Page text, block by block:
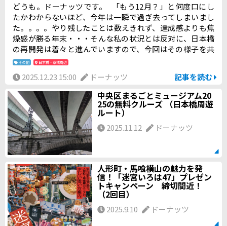
どうも。ドーナッツです。 「もう12月？」と何度口にし
たかわからないほど、今年は一瞬で過ぎ去ってしまいまし
た。。。。やり残したことは数えきれず、達成感よりも焦
燥感が勝る年末・・・そんな私の状況とは反対に、日本橋
の再開発は着々と進んでいますので、今回はその様子を共
有させていただきます。 日本橋では、日本橋一丁目中地区
に日本橋川沿いでは、5つの再開発区域をつなぐ「日本橋リ
バーウォーク」構想が動き出し、街全体を水辺と歩行者中
心の都市へと再編する流れが強まっています。 日本橋の後
ろの超巨大ビルは、日本橋駅前の中心エリアで進む、日本
橋エリア最大級の再開発プロジェクトのメインタワーだそ
うです。高さは284メートルとのこと。でかい…。最近はど
こにいても目に入る存在感になってきました。
その他 日本橋・京橋周辺
2025.12.23 15:00 ドーナッツ 記事を読む
中央区まるごとミュージアム20
25の無料クルーズ （日本橋周遊
ルート）
2025.11.12 ドーナッツ
人形町・馬喰横山の魅力を発
信！「迷宮いろは47」プレゼン
トキャンペーン 締切間近！
（2回目）
2025.9.10 ドーナッツ